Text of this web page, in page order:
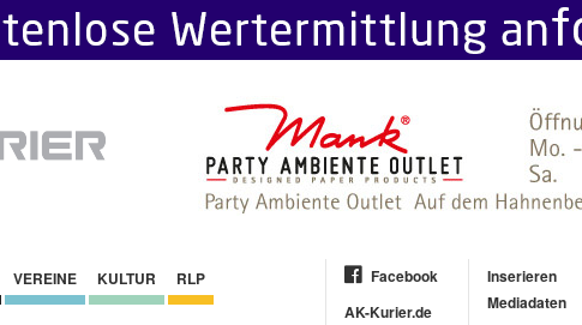
VEREINE KULTUR RLP
Facebook
AK-Kurier.de
Inserieren
Mediadaten